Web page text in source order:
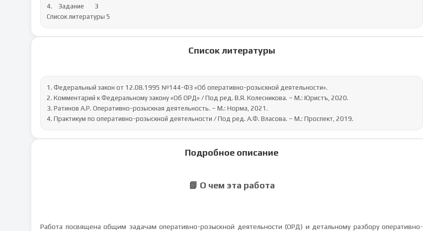
4.	Задание	3
Список литературы	5
Список литературы
1. Федеральный закон от 12.08.1995 №144-ФЗ «Об оперативно-розыскной деятельности».
2. Комментарий к Федеральному закону «Об ОРД» / Под ред. В.Я. Колесникова. – М.: Юристъ, 2020.
3. Ратинов А.Р. Оперативно-розыскная деятельность. – М.: Норма, 2021.
4. Практикум по оперативно-розыскной деятельности / Под ред. А.Ф. Власова. – М.: Проспект, 2019.
Подробное описание
📘 О чем эта работа
Работа посвящена общим задачам оперативно-розыскной деятельности (ОРД) и детальному разбору оперативно-